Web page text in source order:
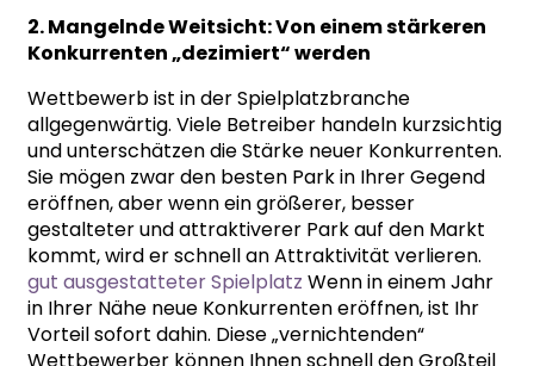
2. Mangelnde Weitsicht: Von einem stärkeren
Konkurrenten „dezimiert“ werden
Wettbewerb ist in der Spielplatzbranche
allgegenwärtig. Viele Betreiber handeln kurzsichtig
und unterschätzen die Stärke neuer Konkurrenten.
Sie mögen zwar den besten Park in Ihrer Gegend
eröffnen, aber wenn ein größerer, besser
gestalteter und attraktiverer Park auf den Markt
kommt, wird er schnell an Attraktivität verlieren.
gut ausgestatteter Spielplatz Wenn in einem Jahr
in Ihrer Nähe neue Konkurrenten eröffnen, ist Ihr
Vorteil sofort dahin. Diese „vernichtenden“